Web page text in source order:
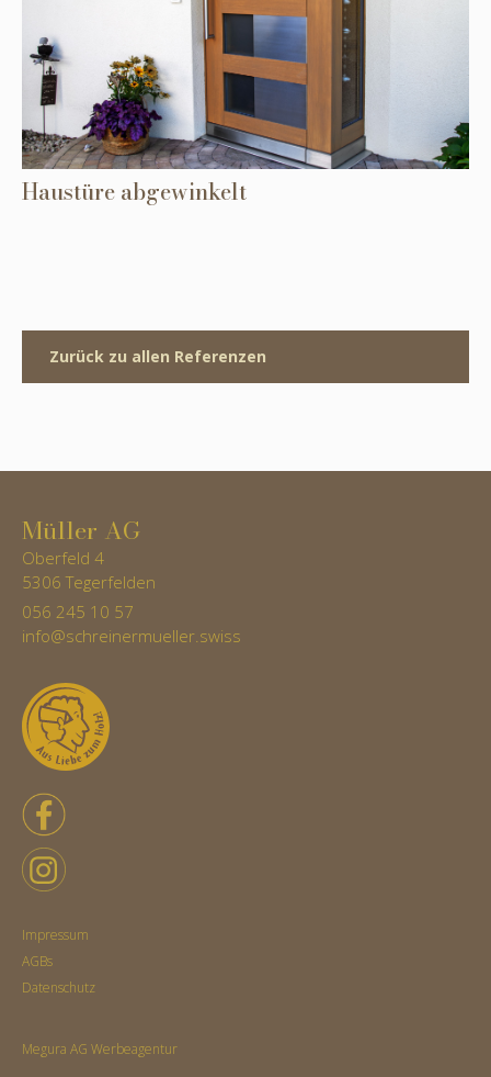
Haustüre abgewinkelt
Zurück zu allen Referenzen
Müller AG
Oberfeld 4
5306 Tegerfelden
056 245 10 57
info@schreinermueller.swiss
Impressum
AGBs
Datenschutz
Megura AG Werbeagentur